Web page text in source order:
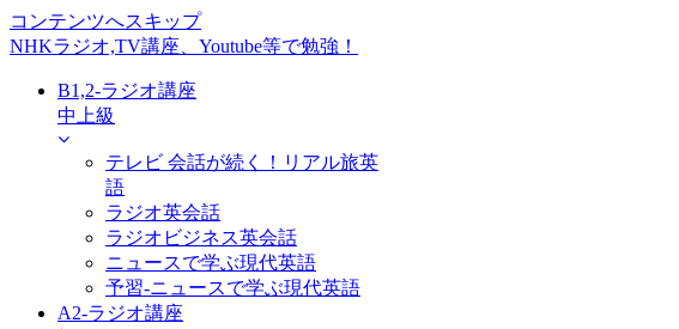
コンテンツへスキップ
NHKラジオ,TV講座、Youtube等で勉強！
B1,2-ラジオ講座
中上級
テレビ 会話が続く！リアル旅英
語
ラジオ英会話
ラジオビジネス英会話
ニュースで学ぶ現代英語
予習-ニュースで学ぶ現代英語
A2-ラジオ講座